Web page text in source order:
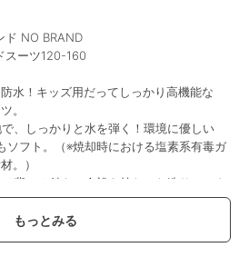
ド NO BRAND
スーツ120-160
水！キッズ用だってしっかり高機能な
。
、しっかりと水を弾く！環境に優しい
ソフト。（※焼却時における塩素系有毒ガ
。）
背マチ付きで余裕を持たせた造り。スナ
クやランドセルを背負ったまますっぽり
すい2重のホックボタン式。袖口部分も